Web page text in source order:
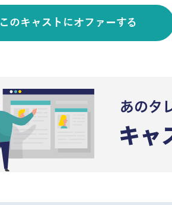
このキャストにオファーする